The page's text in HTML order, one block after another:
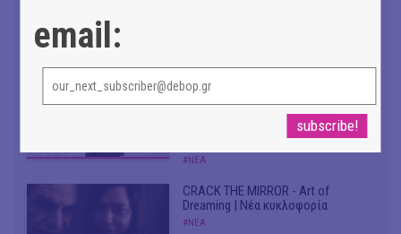
Don't Let Me Be Misunderstood |
Dafoe, Czech Studio Orchestra |
Από το soundtrack της ταινίας "The
#ΝΕΑ
CRACK THE MIRROR - Art of
Dreaming | Νέα κυκλοφορία
#ΝΕΑ
email: